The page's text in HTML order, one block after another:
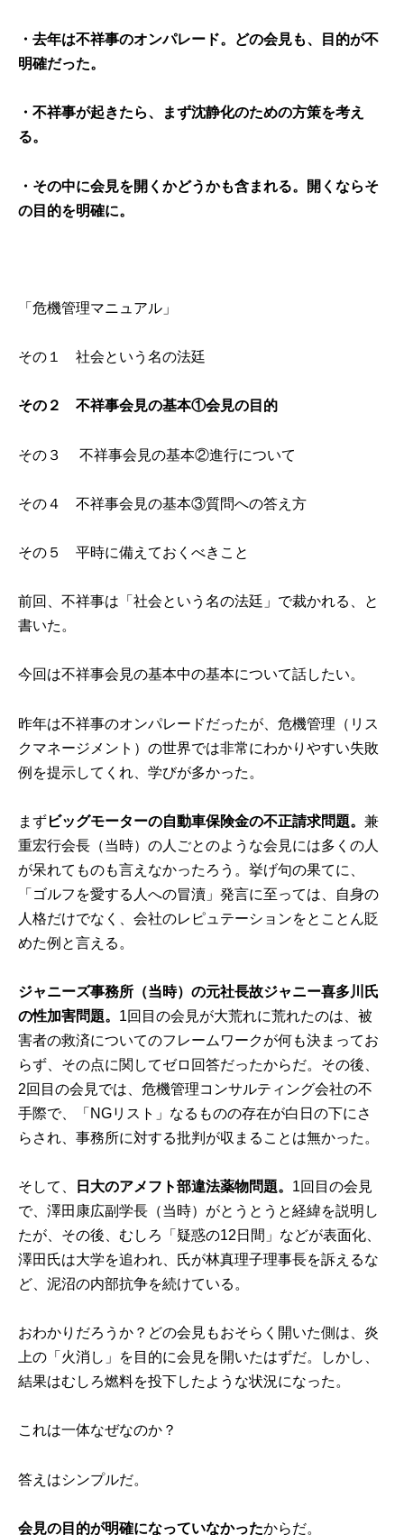
・去年は不祥事のオンパレード。どの会見も、目的が不
明確だった。
・不祥事が起きたら、まず沈静化のための方策を考え
る。
・その中に会見を開くかどうかも含まれる。開くならそ
の目的を明確に。
「危機管理マニュアル」
その１ 社会という名の法廷
その２ 不祥事会見の基本①会見の目的
その３ 不祥事会見の基本②進行について
その４ 不祥事会見の基本③質問への答え方
その５ 平時に備えておくべきこと
前回、不祥事は「社会という名の法廷」で裁かれる、と
書いた。
今回は不祥事会見の基本中の基本について話したい。
昨年は不祥事のオンパレードだったが、危機管理（リス
クマネージメント）の世界では非常にわかりやすい失敗
例を提示してくれ、学びが多かった。
まずビッグモーターの自動車保険金の不正請求問題。兼
重宏行会長（当時）の人ごとのような会見には多くの人
が呆れてものも言えなかったろう。挙げ句の果てに、
「ゴルフを愛する人への冒瀆」発言に至っては、自身の
人格だけでなく、会社のレピュテーションをとことん貶
めた例と言える。
ジャニーズ事務所（当時）の元社長故ジャニー喜多川氏
の性加害問題。 1回目の会見が大荒れに荒れたのは、被
害者の救済についてのフレームワークが何も決まってお
らず、その点に関してゼロ回答だったからだ。その後、
2回目の会見では、危機管理コンサルティング会社の不
手際で、「NGリスト」なるものの存在が白日の下にさ
らされ、事務所に対する批判が収まることは無かった。
そして、 日大のアメフト部違法薬物問題。 1回目の会見
で、澤田康広副学長（当時）がとうとうと経緯を説明し
たが、その後、むしろ「疑惑の12日間」などが表面化、
澤田氏は大学を追われ、氏が林真理子理事長を訴えるな
ど、泥沼の内部抗争を続けている。
おわかりだろうか？どの会見もおそらく開いた側は、炎
上の「火消し」を目的に会見を開いたはずだ。しかし、
結果はむしろ燃料を投下したような状況になった。
これは一体なぜなのか？
答えはシンプルだ。
会見の目的が明確になっていなかったからだ。